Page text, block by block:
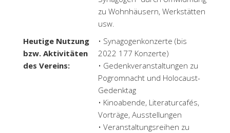
zu Wohnhäusern, Werkstätten
usw.
Heutige Nutzung
bzw. Aktivitäten
des Vereins:
• Synagogenkonzerte (bis
2022 177 Konzerte)
• Gedenkveranstaltungen zu
Pogromnacht und Holocaust-
Gedenktag
• Kinoabende, Literaturcafés,
Vorträge, Ausstellungen
• Veranstaltungsreihen zu